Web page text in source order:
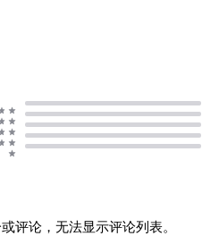
评论，无法显示评论列表。